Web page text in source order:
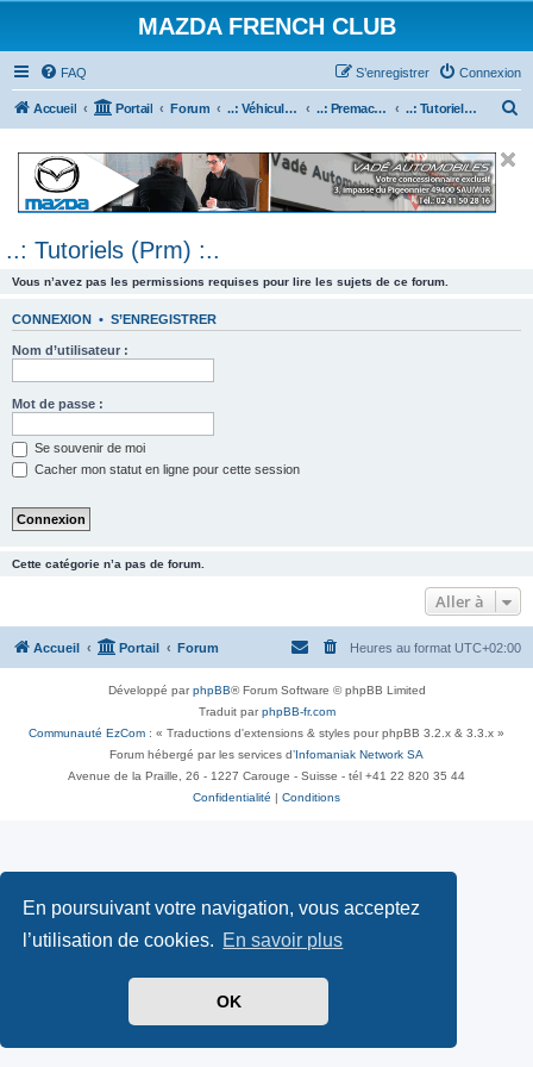
En poursuivant votre navigation, vous acceptez
l’utilisation de cookies. En savoir plus
OK
MAZDA FRENCH CLUB
FAQ Connexion
S’enregistrer
Accueil Portail Forum ..: Véhicules Mazda ancien (<2003) :.. ..: Premacy :.. ..: Tutoriels (Prm) :..
e
..: Tutoriels (Prm) :..
Vous n’avez pas les permissions requises pour lire les sujets de ce forum.
CONNEXION • S’ENREGISTRER
Nom d’utilisateur :
Mot de passe :
Se souvenir de moi
Cacher mon statut en ligne pour cette session
Cette catégorie n’a pas de forum.
Aller à
Accueil Portail Forum Heures au format UTC+02:00
Développé parphpBB® Forum Software © phpBB Limited
Traduit parphpBB-fr.com
Communauté EzCom : « Traductions d'extensions & styles pour phpBB 3.2.x & 3.3.x »
Forum hébergé par les services d’ Infomaniak Network SA
Avenue de la Praille, 26 - 1227 Carouge - Suisse - tél +41 22 820 35 44
Confidentialité
Conditions